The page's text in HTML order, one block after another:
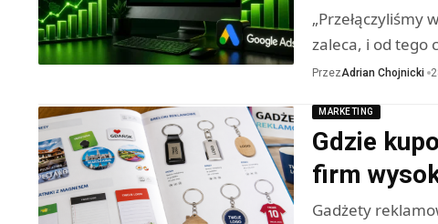
„Przełączyliśmy
zaleca, i od tego
PrzezAdrian Chojnicki
MARKETING
Gdzie
firm
Gadżety